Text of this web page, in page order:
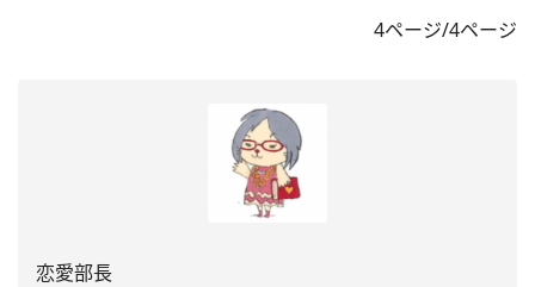
4ページ/4ページ
恋愛部長